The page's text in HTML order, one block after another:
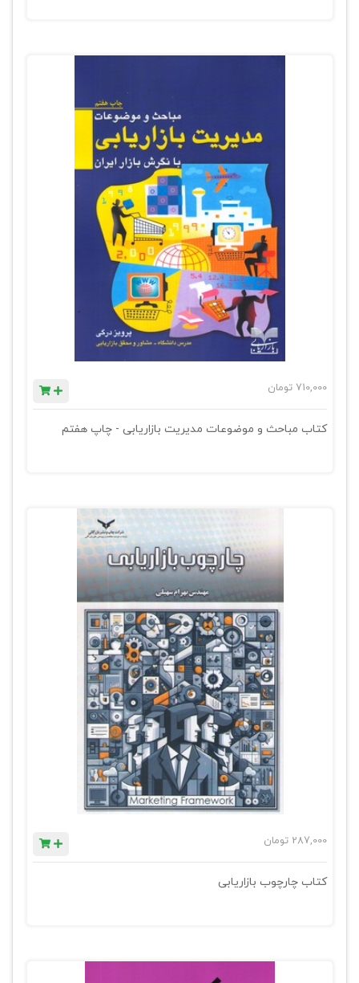
710,000 تومان
کتاب مباحث و موضوعات مدیریت بازاریابی - چاپ هفتم
287,000 تومان
کتاب چارچوب بازاریابی